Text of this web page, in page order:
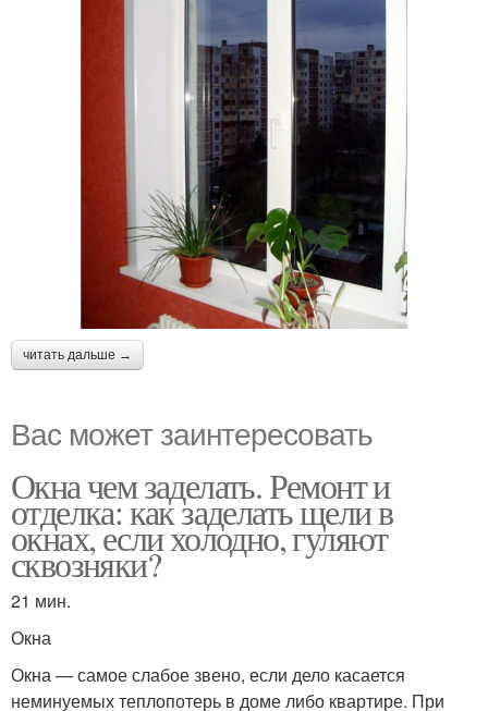
читать дальше →
Вас может заинтересовать
Окна чем заделать. Ремонт и
отделка: как заделать щели в
окнах, если холодно, гуляют
сквозняки?
21 мин.
Окна
Окна — самое слабое звено, если дело касается
неминуемых теплопотерь в доме либо квартире. При